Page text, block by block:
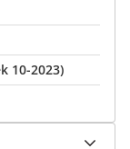
10-2023)